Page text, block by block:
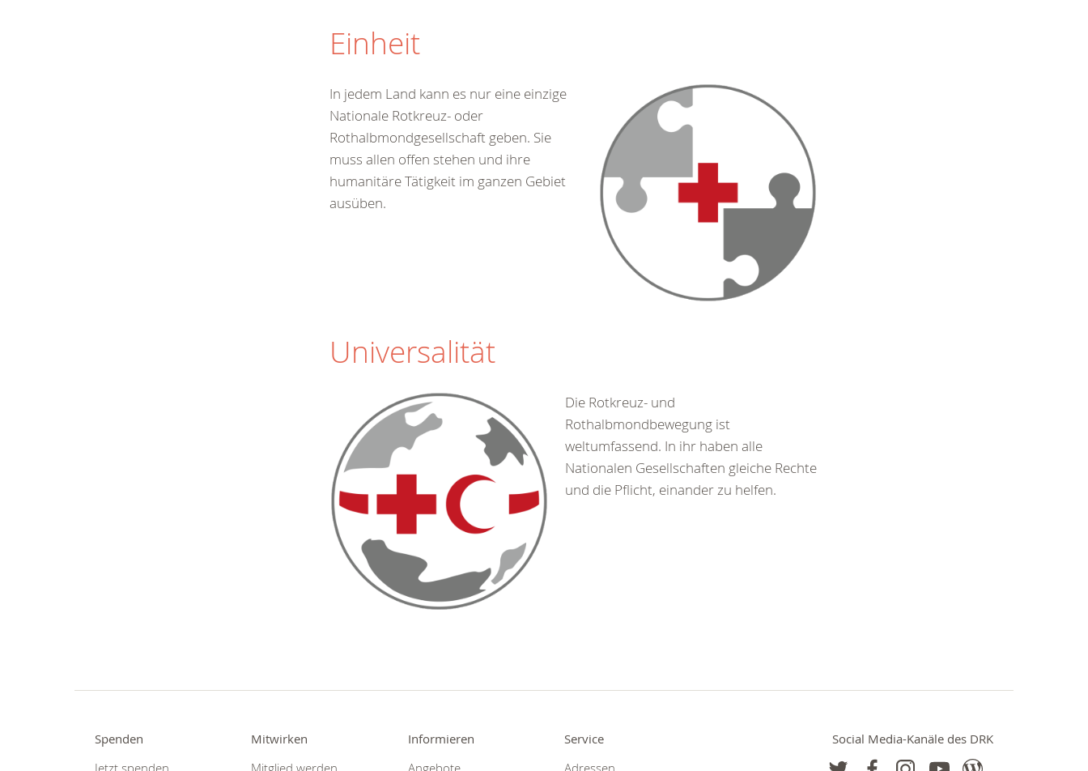
Einheit
In jedem Land kann es nur eine einzige
Nationale Rotkreuz- oder
Rothalbmondgesellschaft geben. Sie
muss allen offen stehen und ihre
humanitäre Tätigkeit im ganzen Gebiet
ausüben.
Universalität
Die Rotkreuz- und
Rothalbmondbewegung ist
weltumfassend. In ihr haben alle
Nationalen Gesellschaften gleiche Rechte
und die Pflicht, einander zu helfen.
Spenden
Mitwirken
Informieren
Service
Social Media-Kanäle des DRK